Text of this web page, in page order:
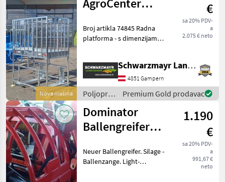
Nova mašina
AgroCenter
visoka
€
sa 20% PDV-
a
2.075 € neto
Broj artikla 74845 Radna
platforma - s dimenzijama
produžetkom od 1020 mm -
s Euro kukom - s nosivošću
250 kg - s protukliznim
Schwarzmayr Landtechnik GmbH - Gampern
4851 Gampern
Poljoprivredni
motorni
strojevi /
Fliegl
Premium Gold prodavac
Dominator
Ballengreifer
mit EURO
Aufnahme
1.190
€
sa 20% PDV-
a
991,67 €
neto
Neuer Ballengreifer. Silage -
Ballenzange. Light-